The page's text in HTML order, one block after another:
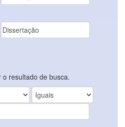
resultado de busca.